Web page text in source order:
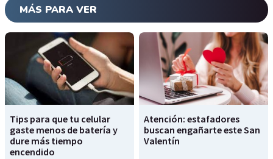
MÁS PARA VER
Tips para que tu celular
gaste menos de batería y
dure más tiempo
encendido
Atención: estafadores
buscan engañarte este San
Valentín